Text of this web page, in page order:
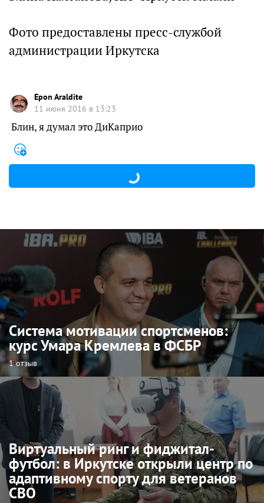
Фото предоставлены пресс-службой
администрации Иркутска
Epon Araldite
11 июня 2016 в 13:23
Блин, я думал это ДиКаприо
Система мотивации спортсменов:
курс Умара Кремлева в ФСБР
1 отзыв
Виртуальный ринг и фиджитал-
футбол: в Иркутске открыли центр по
адаптивному спорту для ветеранов
СВО